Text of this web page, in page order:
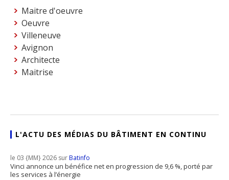
Maitre d'oeuvre
Oeuvre
Villeneuve
Avignon
Architecte
Maitrise
L'ACTU DES MÉDIAS DU BÂTIMENT EN CONTINU
le 03 {MM} 2026 surBatinfo
Vinci annonce un bénéfice net en progression de 9,6 %, porté par
les services à l’énergie